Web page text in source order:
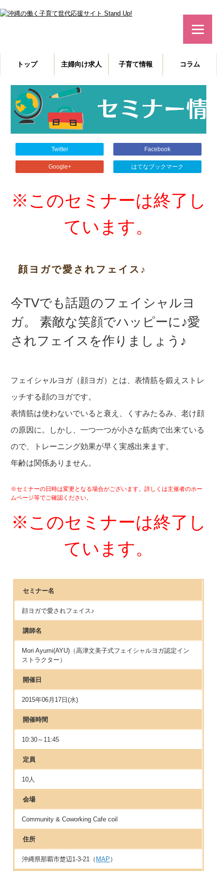
主婦特化型の求人情報と、子育てや教育に役立つコラムを発信。
沖縄の子育て世代、働くママを応援します！
トップ 主婦向け求人 子育て情報 コラム
Twitter Facebook
Google+ はてなブックマーク
※このセミナーは終了し
ています。
顔ヨガで愛されフェイス♪
今TVでも話題のフェイシャルヨ
ガ。 素敵な笑顔でハッピーに♪愛
されフェイスを作りましょう♪
フェイシャルヨガ（顔ヨガ）とは、表情筋を鍛えストレ
ッチする顔のヨガです。
表情筋は使わないでいると衰え、くすみたるみ、老け顔
の原因に。しかし、一つ一つが小さな筋肉で出来ている
ので 、トレーニング効果が早く実感出来ます。
年齢は関係ありません。
※セミナーの日時は変更となる場合がございます。詳しくは主催者のホー
ムページ等でご確認ください。
※このセミナーは終了し
ています。
セミナー名
顔ヨガで愛されフェイス♪
講師名
Mori Ayumi(AYU)（高津文美子式フェイシャルヨガ認定イン
ストラクター）
開催日
2015年06月17日(水)
開催時間
10:30～11:45
定員
10人
会場
Community & Coworking Cafe coil
住所
沖縄県那覇市楚辺1‐3‐21（ MAP ）